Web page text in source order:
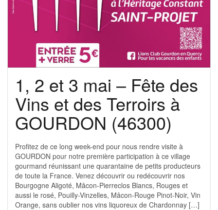
1, 2 et 3 mai – Fête des
Vins et des Terroirs à
GOURDON (46300)
Profitez de ce long week-end pour nous rendre visite à
GOURDON pour notre première participation à ce village
gourmand réunissant une quarantaine de petits producteurs
de toute la France. Venez découvrir ou redécouvrir nos
Bourgogne Aligoté, Mâcon-Pierreclos Blancs, Rouges et
aussi le rosé, Pouilly-Vinzelles, Mâcon-Rouge Pinot-Noir, Vin
Orange, sans oublier nos vins liquoreux de Chardonnay […]